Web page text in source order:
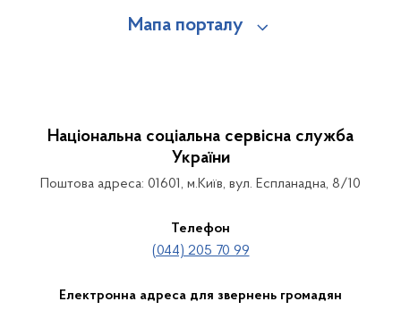
Мапа порталу
Національна соціальна сервісна служба
України
Поштова адреса: 01601, м.Київ, вул. Еспланадна, 8/10
Телефон
(044) 205 70 99
Електронна адреса для звернень громадян